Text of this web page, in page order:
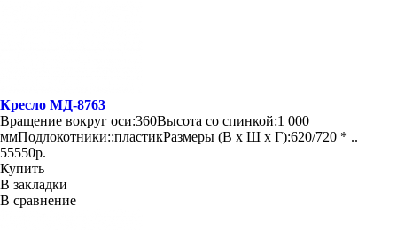
Кресло МД-8763
Вращение вокруг оси:360Высота со спинкой:1 000
ммПодлокотники::пластикРазмеры (В х Ш х Г):620/720 * ..
55550р.
Купить
В закладки
В сравнение